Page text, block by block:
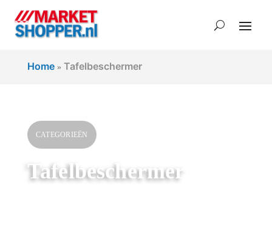
Home» Tafelbeschermer
CATEGORIEËN
Tafelbeschermer